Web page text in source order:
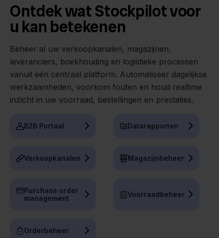
Ontdek wat Stockpilot voor
u kan betekenen
Beheer al uw verkoopkanalen, magazijnen,
leveranciers, boekhouding en logistieke processen
vanuit één centraal platform. Automatiseer dagelijkse
werkzaamheden, voorkom fouten en houd realtime
inzicht in uw voorraad, bestellingen en prestaties.
B2B Portaal Datarapporten
Verkoopkanalen Magazijnbeheer
Purchase order
management
Voorraadbeheer
Orderbeheer